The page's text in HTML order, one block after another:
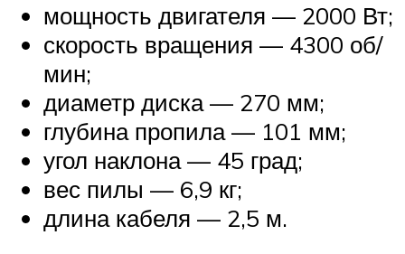
мощность двигателя — 2000 Вт;
скорость вращения — 4300 об/
мин;
диаметр диска — 270 мм;
глубина пропила — 101 мм;
угол наклона — 45 град;
вес пилы — 6,9 кг;
длина кабеля — 2,5 м.